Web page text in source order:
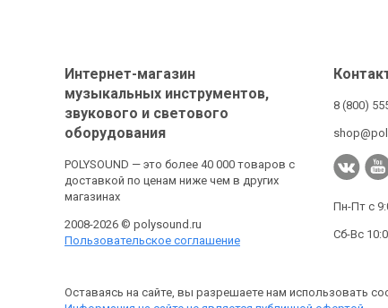
Интернет-магазин
музыкальных инструментов,
звукового и светового
оборудования
POLYSOUND — это более 40 000 товаров с
доставкой по ценам ниже чем в других
магазинах
2008-2026 © polysound.ru
Пользовательское соглашение
8 (800)
Пн-Пт с
Сб-Вс
Оставаясь на сайте, вы разрешаете нам использовать